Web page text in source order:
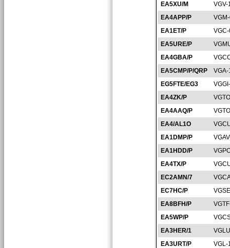
EA5XU/M
VGV-
EA4APP/P
EA1ET/P
EA5URE/P
EA4GBA/P
EA5CMP/P/QRP
EG5FTE/EG3
EA4ZK/P
EA4AAQ/P
EA4/AL1O
EA1DMP/P
EA1HDD/P
EA4TX/P
EC2AMN/7
EC7HC/P
EA8BFH/P
EA5WP/P
EA3HER/1
EA3URT/P
VGL-